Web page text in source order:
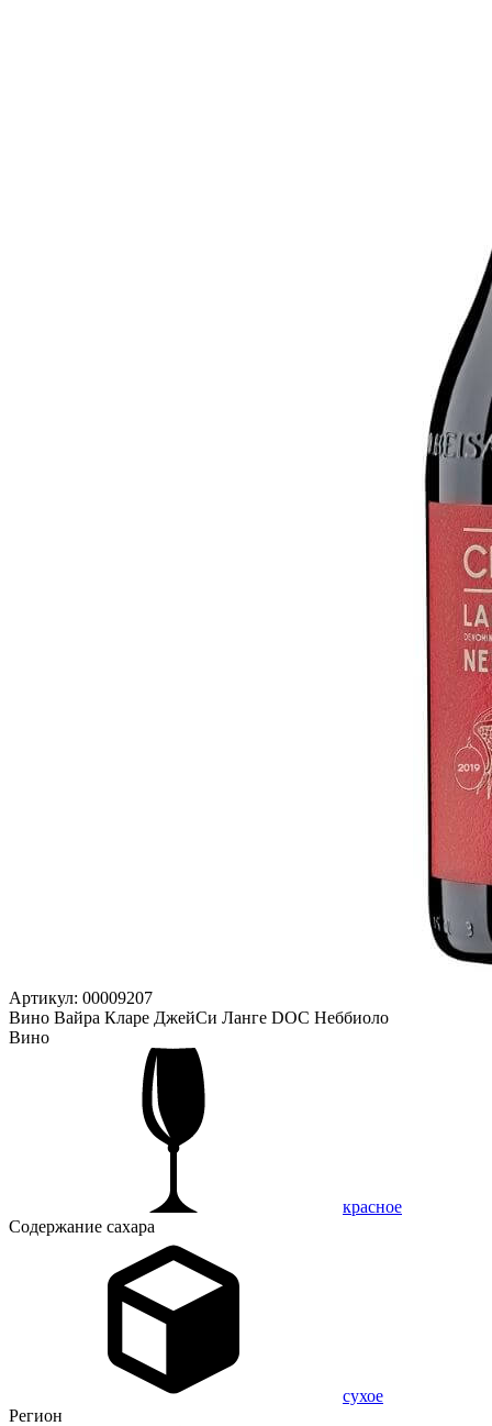
Артикул: 00009207
Вино Вайра Кларе ДжейСи Ланге DOC Неббиоло
Вино
красное
Содержание сахара
сухое
Регион